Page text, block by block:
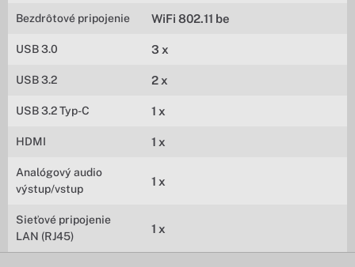
Bezdrôtové pripojenie WiFi 802.11 be
USB 3.0 3 x
USB 3.2 2 x
USB 3.2 Typ-C 1 x
HDMI 1 x
Analógový audio
výstup/vstup
1 x
Sieťové pripojenie
LAN (RJ45)
1 x